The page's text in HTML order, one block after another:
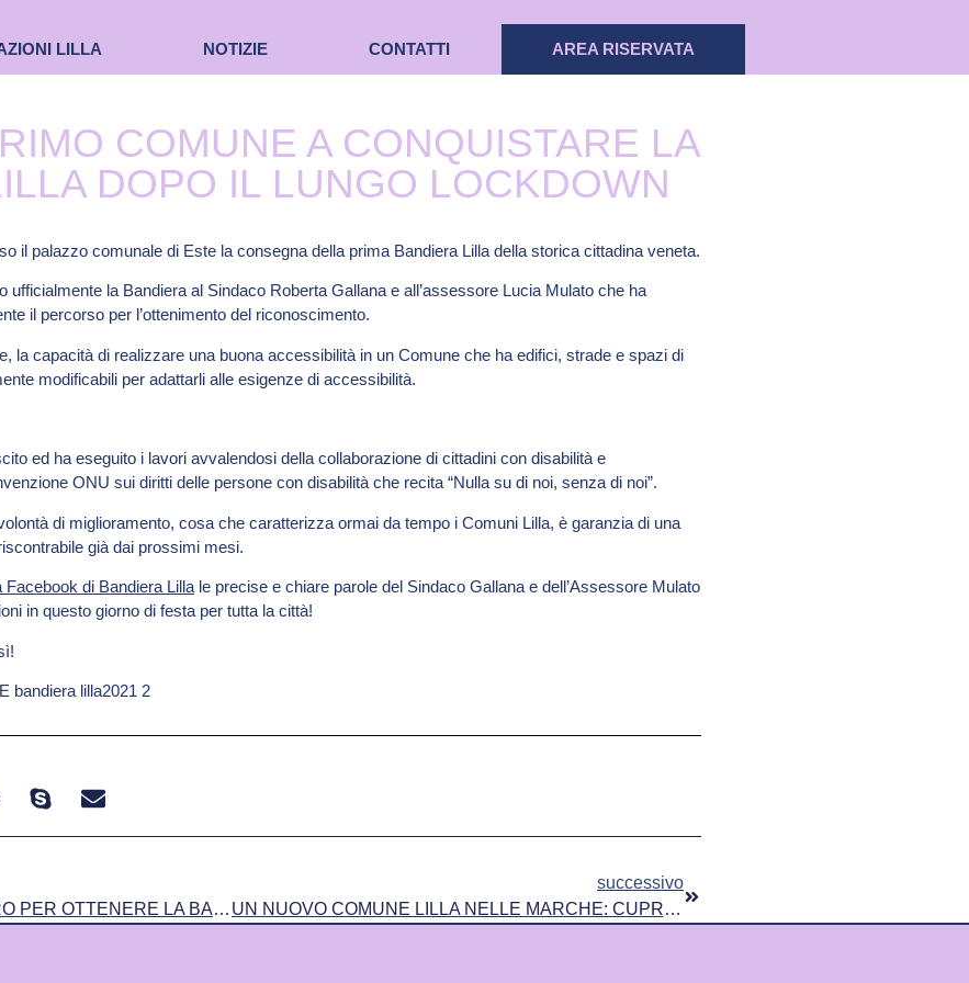
LILLA NOTIZIE CONTATTI AREA RISERVATA
COMUNE A CONQUISTARE LA
DOPO IL LUNGO LOCKDOWN
il palazzo comunale di Este la consegna della prima Bandiera Lilla della storica cittadina veneta.
ufficialmente la Bandiera al Sindaco Roberta Gallana e all’assessore Lucia Mulato che ha
il percorso per l’ottenimento del riconoscimento.
la capacità di realizzare una buona accessibilità in un Comune che ha edifici, strade e spazi di
modificabili per adattarli alle esigenze di accessibilità.
ed ha eseguito i lavori avvalendosi della collaborazione di cittadini con disabilità e
ONU sui diritti delle persone con disabilità che recita “Nulla su di noi, senza di noi”.
di miglioramento, cosa che caratterizza ormai da tempo i Comuni Lilla, è garanzia di una
già dai prossimi mesi.
Facebook di Bandiera Lilla le precise e chiare parole del Sindaco Gallana e dell’Assessore Mulato
in questo giorno di festa per tutta la città!
LA MADDALENA AL LAVORO PER OTTENERE LA BANDIERA LILLA
successivo
UN NUOVO COMUNE LILLA NELLE MARCHE: CUPRA MARITTIMA